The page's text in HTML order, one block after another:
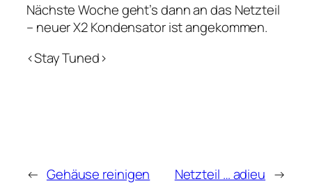
Nächste Woche geht’s dann an das Netzteil
– neuer X2 Kondensator ist angekommen.
<Stay Tuned>
← Gehäuse reinigen Netzteil … adieu →